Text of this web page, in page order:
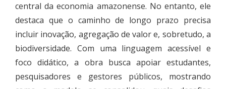
central da economia amazonense. No entanto, ele
destaca que o caminho de longo prazo precisa
incluir inovação, agregação de valor e, sobretudo, a
biodiversidade. Com uma linguagem acessível e
foco didático, a obra busca apoiar estudantes,
pesquisadores e gestores públicos, mostrando